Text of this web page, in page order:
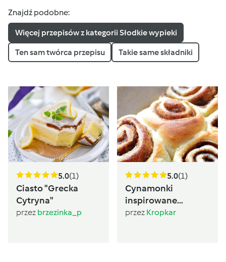
Znajdź podobne:
Więcej przepisów z kategorii Słodkie wypieki
Ten sam twórca przepisu Takie same składniki
5.0(1)
Ciasto "Grecka
Cytryna"
przez brzezinka_p
5.0(1)
Cynamonki
inspirowane
Sugarlady
przez Kropkar